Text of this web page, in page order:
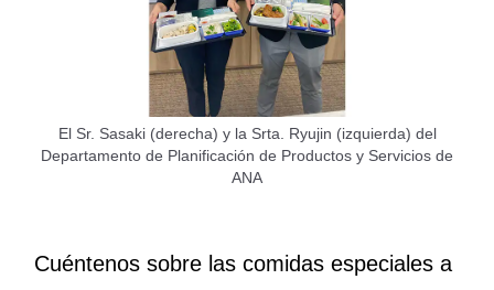
El Sr. Sasaki (derecha) y la Srta. Ryujin (izquierda) del
Departamento de Planificación de Productos y Servicios de
ANA
Cuéntenos sobre las comidas especiales a